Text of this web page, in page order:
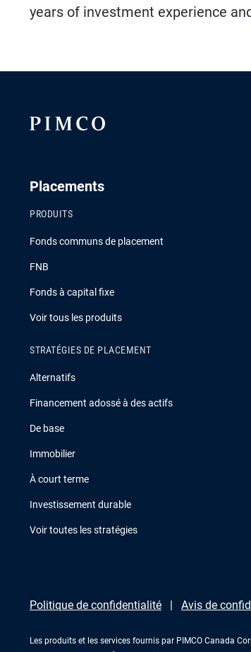
years of investment experience
Placements
PRODUITS
Fonds communs de placement
FNB
Fonds à capital fixe
Voir tous les produits
STRATÉGIES DE PLACEMENT
Alternatifs
Financement adossé à des actifs
De base
Immobilier
À court terme
Investissement durable
Voir toutes les stratégies
Politique de confidentialité Avis de
Les produits et les services fournis par PIMCO Canada